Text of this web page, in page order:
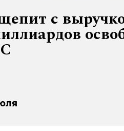
с